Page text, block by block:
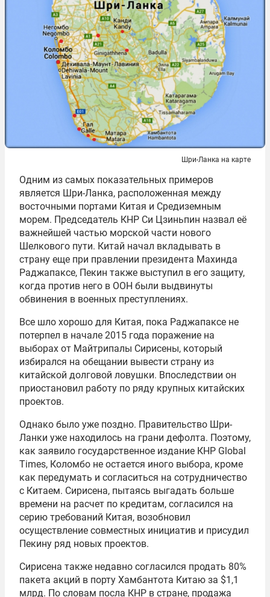
Шри-Ланка на карте
Одним из самых показательных примеров
является Шри-Ланка, расположенная между
восточными портами Китая и Средиземным
морем. Председатель КНР Си Цзиньпин назвал её
важнейшей частью морской части нового
Шелкового пути. Китай начал вкладывать в
страну еще при правлении президента Махинда
Раджапаксе, Пекин также выступил в его защиту,
когда против него в ООН были выдвинуты
обвинения в военных преступлениях.
Все шло хорошо для Китая, пока Раджапаксе не
потерпел в начале 2015 года поражение на
выборах от Майтрипалы Сирисены, который
избирался на обещании вывести страну из
китайской долговой ловушки. Впоследствии он
приостановил работу по ряду крупных китайских
проектов.
Однако было уже поздно. Правительство Шри-
Ланки уже находилось на грани дефолта. Поэтому,
как заявило государственное издание КНР Global
Times, Коломбо не остается иного выбора, кроме
как передумать и согласиться на сотрудничество
с Китаем. Сирисена, пытаясь выгадать больше
времени на расчет по кредитам, согласился на
серию требований Китая, возобновил
осуществление совместных инициатив и присудил
Пекину ряд новых проектов.
Сирисена также недавно согласился продать 80%
пакета акций в порту Хамбантота Китаю за $1,1
млрд. По словам посла КНР в стране, продажа